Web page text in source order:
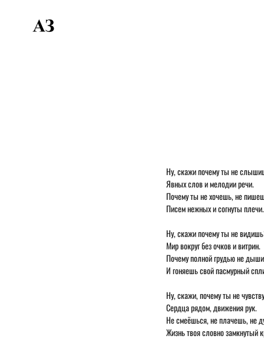
Ну, скажи почему ты не
Явных слов и мелодии речи.
Почему ты не хочешь, не
Писем нежных и согнуты плечи.
Ну, скажи почему ты не
Мир вокруг без очков и витрин.
Почему полной грудью не
И гоняешь свой пасмурный
Ну, скажи, почему ты не
Сердца рядом, движения рук.
Не смеёшься, не плачешь, не
Жизнь твоя словно замкнутый